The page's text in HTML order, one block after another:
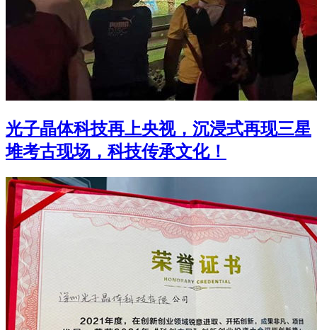
光子晶体科技再上央视，沉浸式再现三星
堆考古现场，科技传承文化！